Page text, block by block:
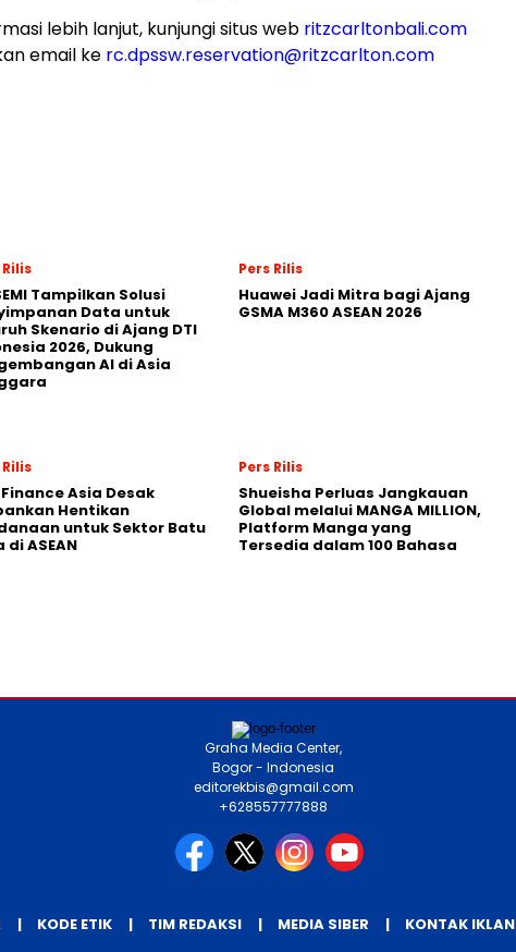
lebih lanjut, kunjungi situs web ritzcarltonbali.com
email ke rc.dpssw.reservation@ritzcarlton.com
Rilis
Tampilkan Solusi
Data untuk
Skenario di Ajang DTI
2026, Dukung
AI di Asia
Pers Rilis
Huawei Jadi Mitra bagi Ajang
GSMA M360 ASEAN 2026
Rilis
Asia Desak
Hentikan
untuk Sektor Batu
di ASEAN
Pers Rilis
Shueisha Perluas Jangkauan
Global melalui MANGA MILLION,
Platform Manga yang
Tersedia dalam 100 Bahasa
Graha Media Center,
Bogor - Indonesia
editorekbis@gmail.com
+628557777888
KODE ETIK TIM REDAKSI MEDIA SIBER KONTAK IKLAN